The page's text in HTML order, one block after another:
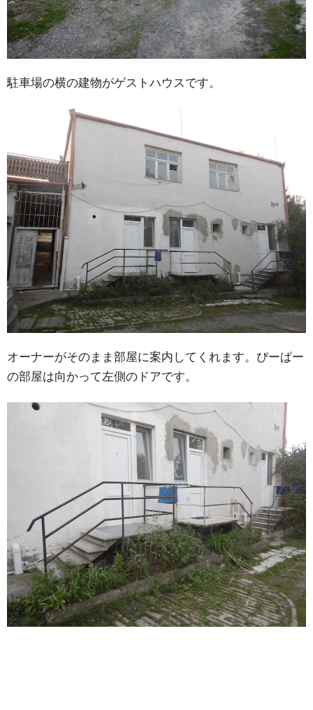
駐車場の横の建物がゲストハウスです。
オーナーがそのまま部屋に案内してくれます。ぴーぱー
の部屋は向かって左側のドアです。